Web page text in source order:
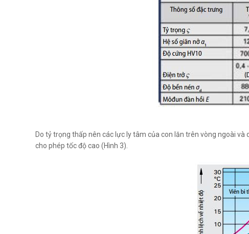
Do tỷ trọng thấp nên các lực ly tâm của con lăn trên vòng ngoài
cho phép tốc độ cao (Hình 3).